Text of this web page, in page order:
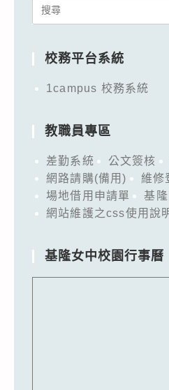
Search
校務平台系統
1campus 校務系統
教職員專區
差勤系統 公文簽核
網路請購(備用)
維修
場地借用申請單
基
網站維護之css使用說
基隆女中校園行事曆